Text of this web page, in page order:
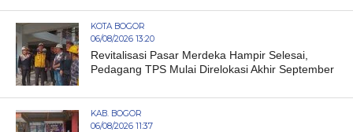
KOTA BOGOR
06/08/2026 13:20
Revitalisasi Pasar Merdeka Hampir Selesai,
Pedagang TPS Mulai Direlokasi Akhir September
KAB. BOGOR
06/08/2026 11:37